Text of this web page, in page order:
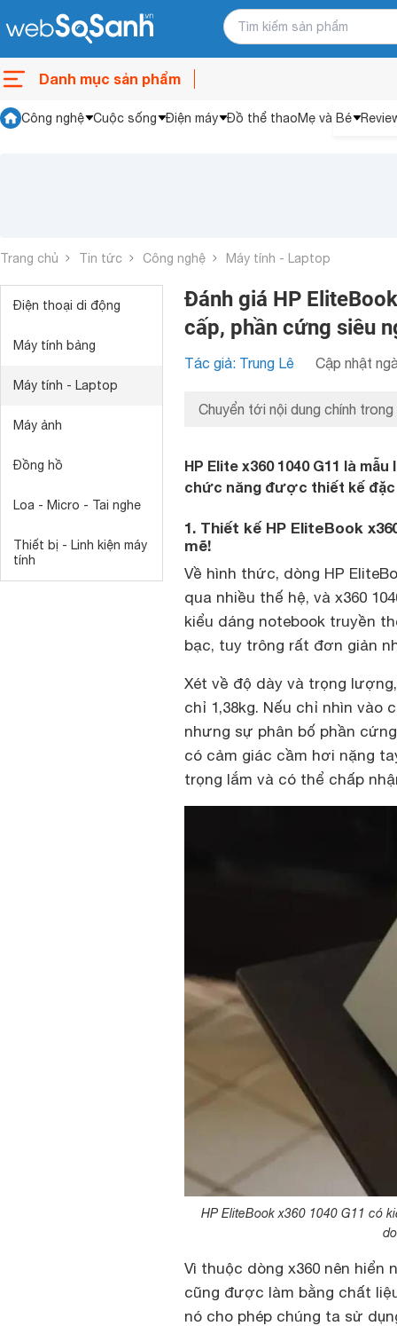
Danh mục sản phẩm
Công nghệ Cuộc sống Điện máy Đồ thể thaoMẹ và Bé
Trang chủ Tin tức Công nghệ Máy tính - Laptop
Điện thoại di động
Máy tính bảng
Máy tính - Laptop
Máy ảnh
Đồng hồ
Loa - Micro - Tai nghe
Thiết bị - Linh kiện máy
tính
Đánh giá HP
cấp, phần cứng siêu
Tác giả: Trung Lê Cập nhật
Chuyển tới nội dung chính trong
HP Elite x360 1040 G11 là
chức năng được thiết kế đặc
1. Thiết kế HP EliteBook
mẽ!
Về hình thức, dòng HP
qua nhiều thế hệ, và x360
kiểu dáng notebook truyền
bạc, tuy trông rất đơn giản
Xét về độ dày và trọng
chỉ 1,38kg. Nếu chỉ nhìn vào
nhưng sự phân bố phần
có cảm giác cầm hơi nặng
trọng lắm và có thể chấp
HP EliteBook x360 1040 G11 có
Vì thuộc dòng x360 nên hiển
cũng được làm bằng chất
nó cho phép chúng ta sử